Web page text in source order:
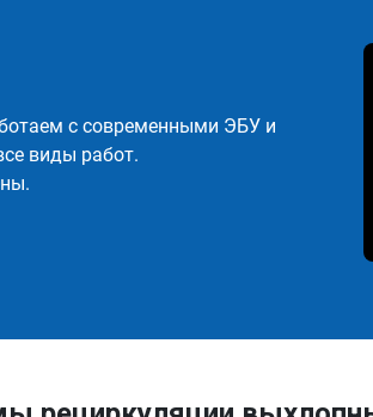
с современными ЭБУ и
виды работ.